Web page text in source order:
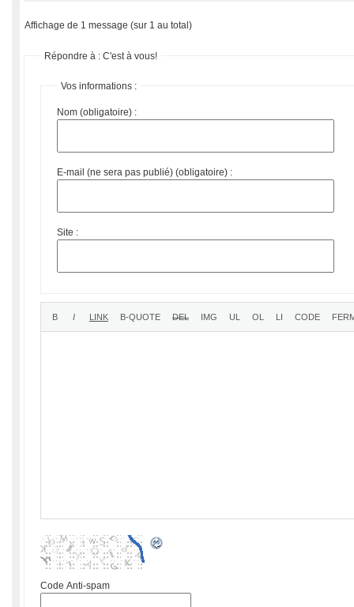
Affichage de 1 message (sur 1 au total)
Répondre à : C'est à vous!
Vos informations :
Nom (obligatoire) :
E-mail (ne sera pas publié) (obligatoire) :
Site :
Code Anti-spam